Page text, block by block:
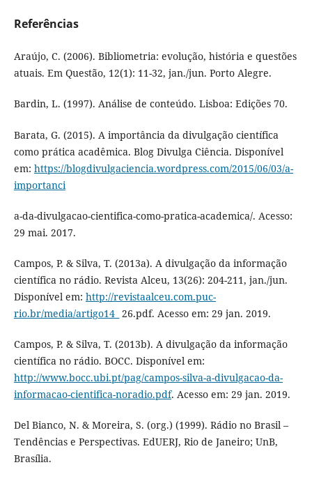
Referências
Araújo, C. (2006). Bibliometria: evolução, história e questões
atuais. Em Questão, 12(1): 11-32, jan./jun. Porto Alegre.
Bardin, L. (1997). Análise de conteúdo. Lisboa: Edições 70.
Barata, G. (2015). A importância da divulgação científica
como prática acadêmica. Blog Divulga Ciência. Disponível
em: https://blogdivulgaciencia.wordpress.com/2015/06/03/a-
importanci
a-da-divulgacao-cientifica-como-pratica-academica/. Acesso:
29 mai. 2017.
Campos, P. & Silva, T. (2013a). A divulgação da informação
científica no rádio. Revista Alceu, 13(26): 204-211, jan./jun.
Disponível em: http://revistaalceu.com.puc-
rio.br/media/artigo14_ 26.pdf. Acesso em: 29 jan. 2019.
Campos, P. & Silva, T. (2013b). A divulgação da informação
científica no rádio. BOCC. Disponível em:
http://www.bocc.ubi.pt/pag/campos-silva-a-divulgacao-da-
informacao-cientifica-noradio.pdf. Acesso em: 29 jan. 2019.
Del Bianco, N. & Moreira, S. (org.) (1999). Rádio no Brasil –
Tendências e Perspectivas. EdUERJ, Rio de Janeiro; UnB,
Brasília.